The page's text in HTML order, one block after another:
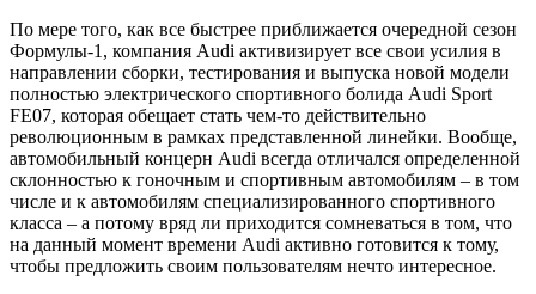
По мере того, как все быстрее приближается очередной сезон
Формулы-1, компания Audi активизирует все свои усилия в
направлении сборки, тестирования и выпуска новой модели
полностью электрического спортивного болида Audi Sport
FE07, которая обещает стать чем-то действительно
революционным в рамках представленной линейки. Вообще,
автомобильный концерн Audi всегда отличался определенной
склонностью к гоночным и спортивным автомобилям – в том
числе и к автомобилям специализированного спортивного
класса – а потому вряд ли приходится сомневаться в том, что
на данный момент времени Audi активно готовится к тому,
чтобы предложить своим пользователям нечто интересное.